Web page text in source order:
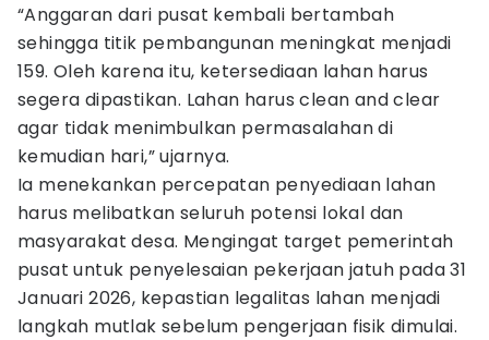
“Anggaran dari pusat kembali bertambah
sehingga titik pembangunan meningkat menjadi
159. Oleh karena itu, ketersediaan lahan harus
segera dipastikan. Lahan harus clean and clear
agar tidak menimbulkan permasalahan di
kemudian hari,” ujarnya.
Ia menekankan percepatan penyediaan lahan
harus melibatkan seluruh potensi lokal dan
masyarakat desa. Mengingat target pemerintah
pusat untuk penyelesaian pekerjaan jatuh pada 31
Januari 2026, kepastian legalitas lahan menjadi
langkah mutlak sebelum pengerjaan fisik dimulai.